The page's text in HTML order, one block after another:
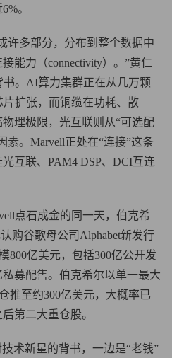
。
许多部分，分布到整个数据中
能力（connectivity）。”黄仁
。AI算力集群正在从几万颗
扩张，而铜缆在功耗、散
理极限，光互联则从“可选配
素。Marvell正处在“连接”这条
互联、PAM4 DSP、DCI互连
点石成金的同一天，伯克希
购谷歌母公司Alphabet新发行
800亿美元，包括300亿公开发
募配售。伯克希尔以单一最大
推至约300亿美元，大概率已
第二大重仓股。
术新星的背书，一边是“老钱”